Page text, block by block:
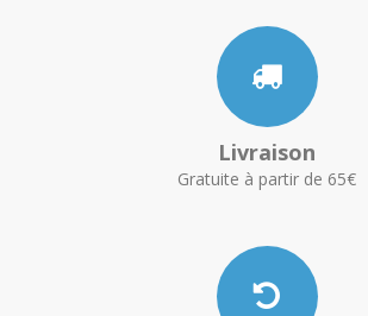
Livraison
Gratuite à partir de 65€